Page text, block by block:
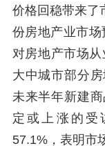
价格回稳带来了
份房地产业市场
对房地产市场
大中城市部分
未来半年新建
定或上涨的受
57.1%，表明市